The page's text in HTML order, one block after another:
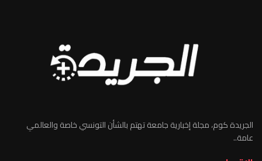
الجريدة كوم، مجلة إخبارية جامعة تهتم بالشأن التونسي خاصة والعالمي
عامة..